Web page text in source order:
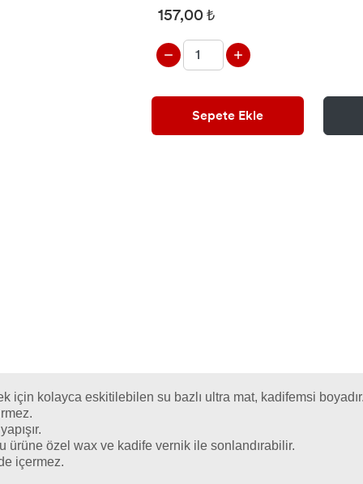
157,00 ₺
Sepete Ekle
için kolayca eskitilebilen su bazlı ultra mat, kadifemsi
ürüne özel wax ve kadife vernik ile sonlandırabilir.
içermez.